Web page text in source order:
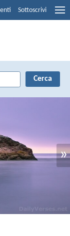
Sottoscrivi
»